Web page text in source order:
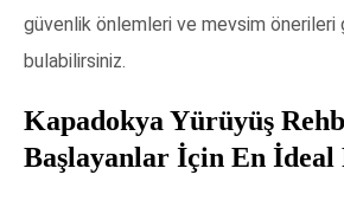
güvenlik önlemleri ve mevsim önerileri
bulabilirsiniz.
Kapadokya Yürüyüş
Başlayanlar İçin En